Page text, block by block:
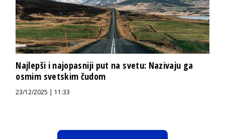
Najlepši i najopasniji put na svetu: Nazivaju ga
osmim svetskim čudom
23/12/2025 | 11:33